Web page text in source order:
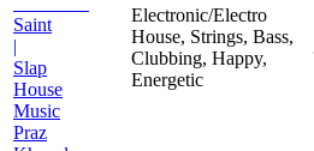
Saint
|
Slap
House
Music
Praz
Electronic/Electro
House, Strings, Bass,
Clubbing, Happy,
Energetic